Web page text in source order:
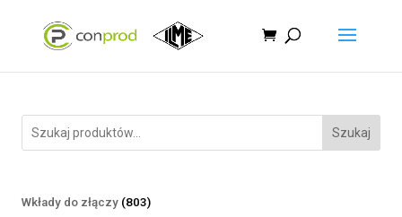
Szukaj
Wkłady do złączy 803803